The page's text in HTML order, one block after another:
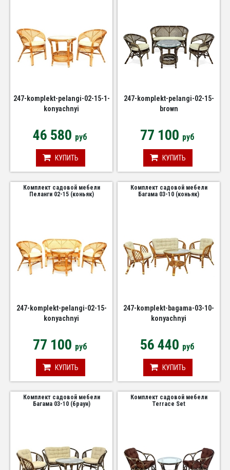
247-komplekt-pelangi-02-15-1-
konyachnyi
46 580 руб
КУПИТЬ
247-komplekt-pelangi-02-15-
brown
77 100 руб
КУПИТЬ
Комплект садовой мебели
Пеланги 02-15 (коньяк)
247-komplekt-pelangi-02-15-
konyachnyi
77 100 руб
КУПИТЬ
Комплект садовой мебели
Багама 03-10 (коньяк)
247-komplekt-bagama-03-10-
konyachnyi
56 440 руб
КУПИТЬ
Комплект садовой мебели
Багама 03-10 (браун)
Комплект садовой мебели
Terrace Set